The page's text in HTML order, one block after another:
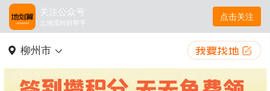
关注公众号
土地流转好帮手
点击关注
柳州市